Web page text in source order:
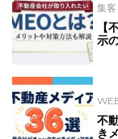
集客
【
示
不
き